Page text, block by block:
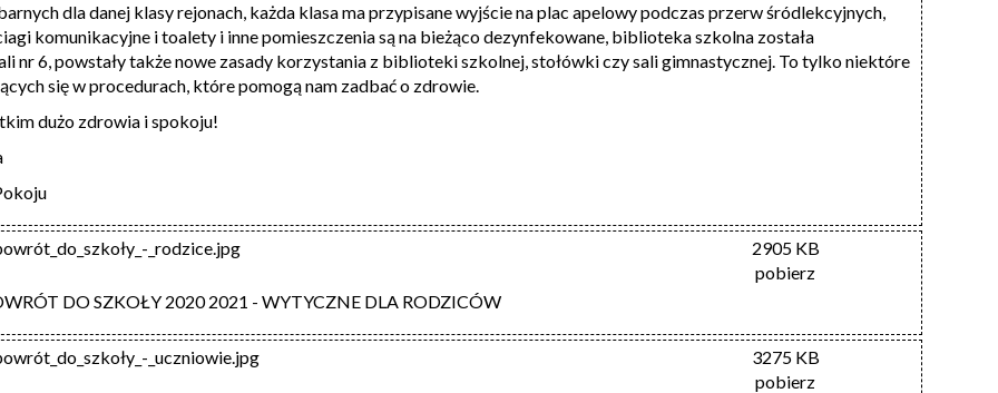
dla danej klasy rejonach, każda klasa ma przypisane wyjście na plac apelowy podczas przerw śródlekcyjnych,
komunikacyjne i toalety i inne pomieszczenia są na bieżąco dezynfekowane, biblioteka szkolna została
nr 6, powstały także nowe zasady korzystania z biblioteki szkolnej, stołówki czy sali gimnastycznej. To tylko niektóre
się w procedurach, które pomogą nam zadbać o zdrowie.
dużo zdrowia i spokoju!
_rodzice.jpg
2905 KB
pobierz
DO SZKOŁY 2020 2021 - WYTYCZNE DLA RODZICÓW
_uczniowie.jpg
3275 KB
pobierz